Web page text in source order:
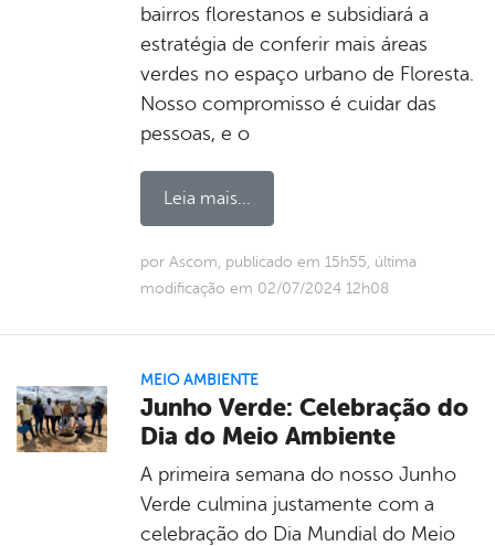
bairros florestanos e subsidiará a
estratégia de conferir mais áreas
verdes no espaço urbano de Floresta.
Nosso compromisso é cuidar das
pessoas, e o
Leia mais...
por Ascom, publicado em 15h55, última
modificação em 02/07/2024 12h08
MEIO AMBIENTE
Junho Verde: Celebração do
Dia do Meio Ambiente
A primeira semana do nosso Junho
Verde culmina justamente com a
celebração do Dia Mundial do Meio